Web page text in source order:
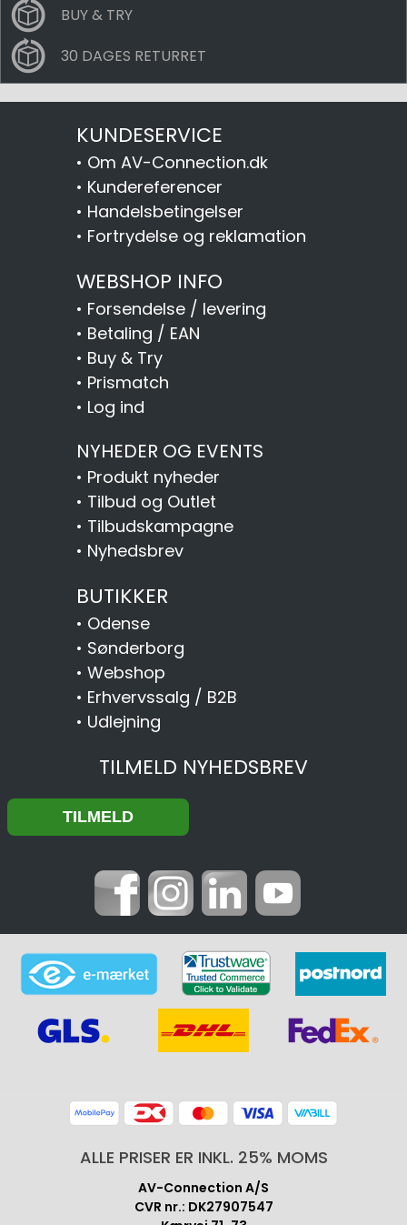
BUY & TRY
30 DAGES RETURRET
KUNDESERVICE
• Om AV-Connection.dk
• Kundereferencer
• Handelsbetingelser
• Fortrydelse og reklamation
WEBSHOP INFO
• Forsendelse / levering
• Betaling / EAN
• Buy & Try
• Prismatch
• Log ind
NYHEDER OG EVENTS
• Produkt nyheder
• Tilbud og Outlet
• Tilbudskampagne
• Nyhedsbrev
BUTIKKER
• Odense
• Sønderborg
• Webshop
• Erhvervssalg / B2B
• Udlejning
TILMELD NYHEDSBREV
ALLE PRISER ER INKL. 25% MOMS
AV-Connection A/S
CVR nr.: DK27907547